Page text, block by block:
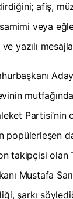
afiş,
veya
yazılı
Partisi’nin
popülerleşen
takipçisi olan
Mustafa
şarkı